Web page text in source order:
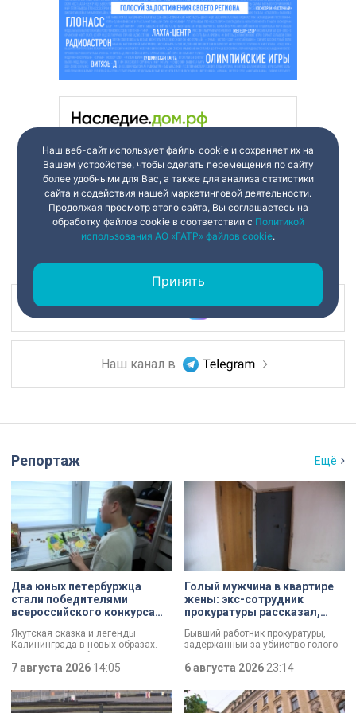
Наш канал в
Наш канал в
Репортаж Ещё
Два юных петербуржца
стали победителями
всероссийского конкурса
Якутская сказка и легенды
Калининграда в новых образах.
победителями всероссийского
Россия». Их работы с
использованием бересты, листьев
7 августа 2026 14:05
Голый мужчина в квартире
жены: экс-сотрудник
прокуратуры рассказал,
Бывший работник прокуратуры,
задержанный за убийство голого
которые толкнули его на страшное
вынес мертвеца из дома на улице
Луначарского, выдавая
6 августа 202623:14
Наш веб-сайт использует файлы cookie и сохраняет их на
Вашем устройстве, чтобы сделать перемещения по сайту
более удобными для Вас, а также для анализа статистики
сайта и содействия нашей маркетинговой деятельности.
Продолжая просмотр этого сайта, Вы соглашаетесь на
обработку файлов cookie в соответствии с Политикой
использования АО «ГАТР» файлов cookie.
Принять